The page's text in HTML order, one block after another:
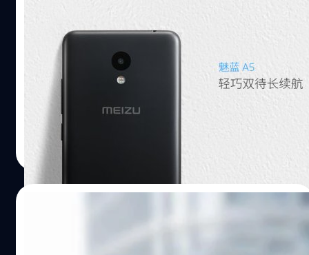
เปิดตัว Meizu A5 มาพร้อมซีพียู 8 แกน กล้อง
8 ล้านพิกเซล ราคาเบามาก!
สมาร์ทโฟนจากจีนที่คุ้นหน้าคุ้นตากันดีอย่าง Meizu ได้เปิดตัว
สมาร์ทโฟนซีรี่ย์ใหม่ในนาม 'A' และเริ่มต้นด้วย Meizu A5 เป็น
รุ่นแรกของซีรี่ย์นี้ จากข้อมูลในเว็ปไซต์ของบริษัทกล่าวว่า A5
ใช้ชิปเป็น Mediatek MT6737 SoC และหน้าจอขนาด 5 นิ้วใน
ความละเอียด HD Meizu A5 จะมาพร้อมแรม 2GB ความจุ
16GB กล้องหลังความละเอียด 8 ล้านพิกเซล และกล้องหน้า
ความละเอียด 5 ล้านพิกเซล ขนาดของตัวเครื่องจะอยู่
แบตเตอรี่ถึง 3,060mAh รองรับ 4G VoLTE, Wi-Fi 802.11
a/b/g/n และ Bluetooth 4.1 ส่วนสีของตัวเครื่องจะมีให้เลือก
3 สีด้วยกันคือ Black, Gold และ Silver ราคาค่าตัวนั้นอยู่
ที่ $105 (ประมาณ 3,600 บาท) พร้อมวางขายแล้วในจีนเริ่มวัน
ไม่น้อยหน้า! Meizu เอาด้วยมีแผนเปิดตัวมือ